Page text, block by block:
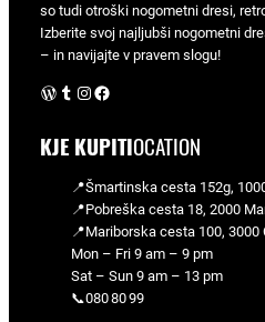
so tudi otroški nogometni dresi,
Izberite svoj najljubši nogometni
– in navijajte v pravem slogu!
WordPress Instagram Facebook
KJE KUPITIOCATION
📍Šmartinska cesta 152g,
📍Pobreška cesta 18, 2000
📍Mariborska cesta 100, 3000
Mon – Fri 9 am – 9 pm
Sat – Sun 9 am – 13 pm
📞080 80 99